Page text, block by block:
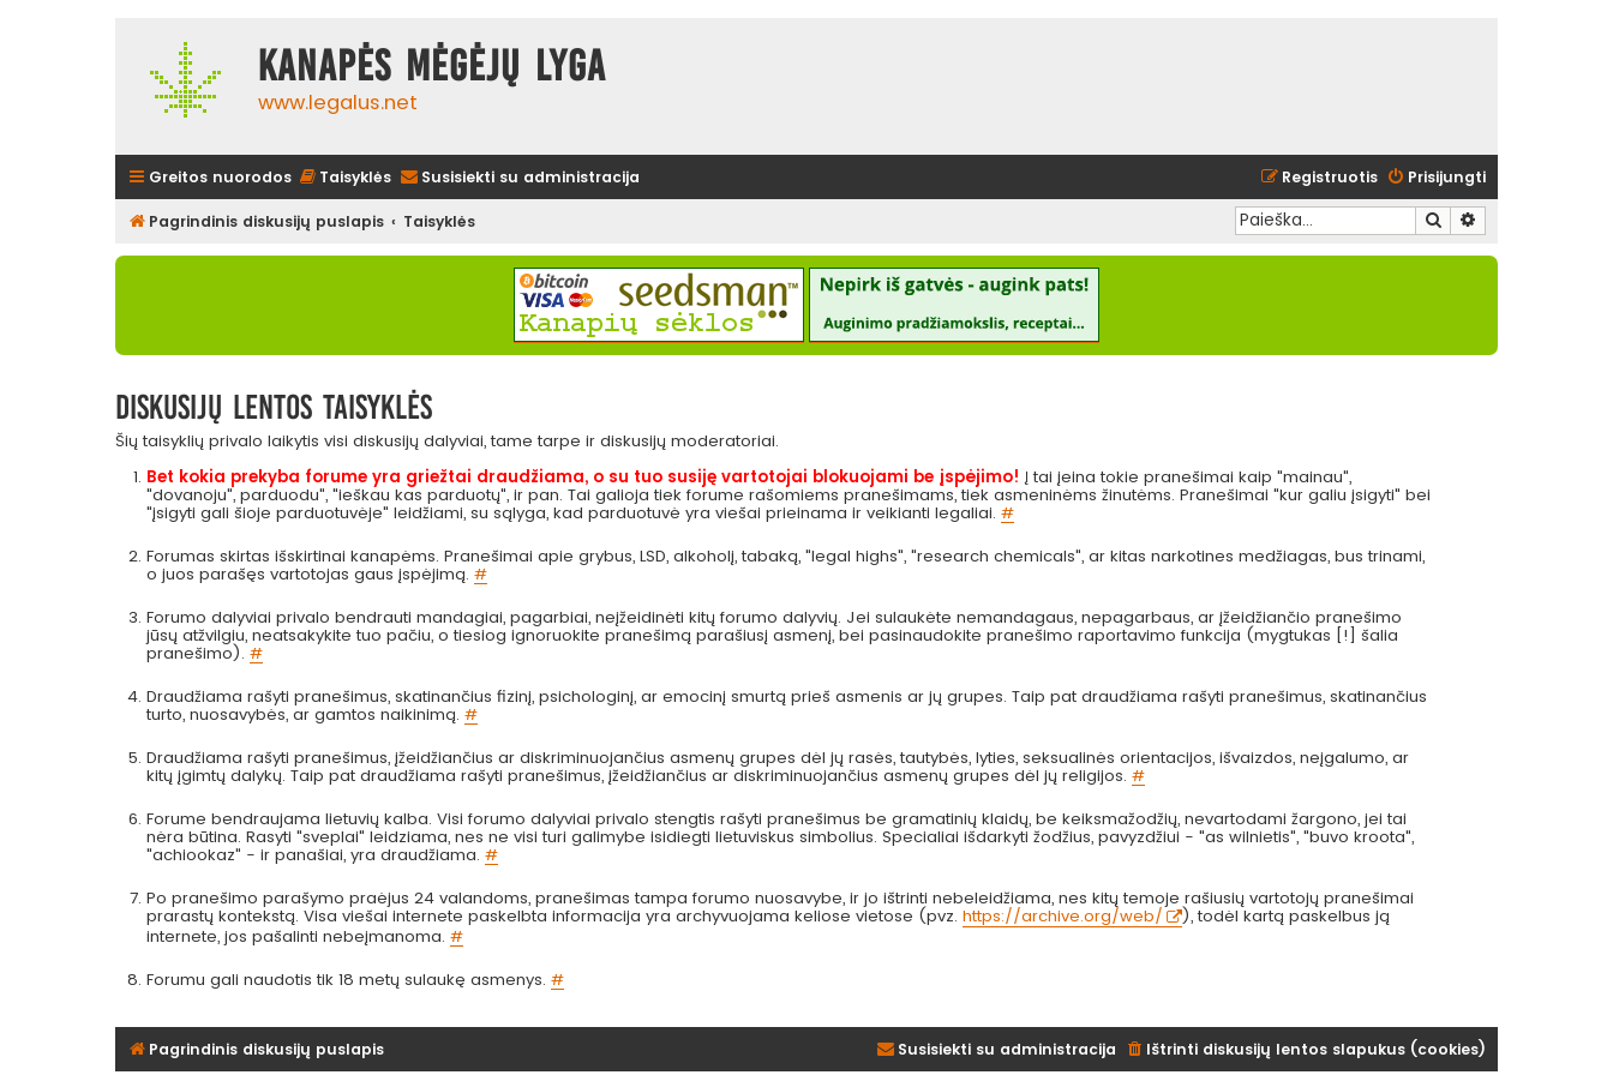
Kanapės mėgėjų lyga
www.legalus.net
Greitos nuorodos Taisyklės Susisiekti su administracija Prisijungti
Registruotis
Pagrindinis diskusijų puslapis Taisyklės Ieškoti
Diskusijų lentos taisyklės
Šių taisyklių privalo laikytis visi diskusijų dalyviai, tame tarpe ir diskusijų moderatoriai.
Bet kokia prekyba forume yra griežtai draudžiama, o su tuo susiję vartotojai blokuojami be įspėjimo! Į tai įeina tokie pranešimai kaip "mainau",
"dovanoju", parduodu", "ieškau kas parduotų", ir pan. Tai galioja tiek forume rašomiems pranešimams, tiek asmeninėms žinutėms. Pranešimai "kur galiu įsigyti" bei
"įsigyti gali šioje parduotuvėje" leidžiami, su sąlyga, kad parduotuvė yra viešai prieinama ir veikianti legaliai.#
Forumas skirtas išskirtinai kanapėms. Pranešimai apie grybus, LSD, alkoholį, tabaką, "legal highs", "research chemicals", ar kitas narkotines medžiagas, bus trinami,
o juos parašęs vartotojas gaus įspėjimą.#
Forumo dalyviai privalo bendrauti mandagiai, pagarbiai, neįžeidinėti kitų forumo dalyvių. Jei sulaukėte nemandagaus, nepagarbaus, ar įžeidžiančio pranešimo
jūsų atžvilgiu, neatsakykite tuo pačiu, o tiesiog ignoruokite pranešimą parašiusį asmenį, bei pasinaudokite pranešimo raportavimo funkcija (mygtukas [!] šalia
pranešimo).#
Draudžiama rašyti pranešimus, skatinančius fizinį, psichologinį, ar emocinį smurtą prieš asmenis ar jų grupes. Taip pat draudžiama rašyti pranešimus, skatinančius
turto, nuosavybės, ar gamtos naikinimą.#
Draudžiama rašyti pranešimus, įžeidžiančius ar diskriminuojančius asmenų grupes dėl jų rasės, tautybės, lyties, seksualinės orientacijos, išvaizdos, neįgalumo, ar
kitų įgimtų dalykų. Taip pat draudžiama rašyti pranešimus, įžeidžiančius ar diskriminuojančius asmenų grupes dėl jų religijos.#
Forume bendraujama lietuvių kalba. Visi forumo dalyviai privalo stengtis rašyti pranešimus be gramatinių klaidų, be keiksmažodžių, nevartodami žargono, jei tai
nėra būtina. Rasyti "sveplai" leidziama, nes ne visi turi galimybe isidiegti lietuviskus simbolius. Specialiai išdarkyti žodžius, pavyzdžiui - "as wilnietis", "buvo kroota",
"achiookaz" - ir panašiai, yra draudžiama.#
Po pranešimo parašymo praėjus 24 valandoms, pranešimas tampa forumo nuosavybe, ir jo ištrinti nebeleidžiama, nes kitų temoje rašiusių vartotojų pranešimai
prarastų kontekstą. Visa viešai internete paskelbta informacija yra archyvuojama keliose vietose (pvz.https://archive.org/web/
), todėl kartą paskelbus ją
internete, jos pašalinti nebeįmanoma.#
Forumu gali naudotis tik 18 metų sulaukę asmenys.#
Pagrindinis diskusijų puslapis Ištrinti diskusijų lentos slapukus (cookies)
Susisiekti su administracija